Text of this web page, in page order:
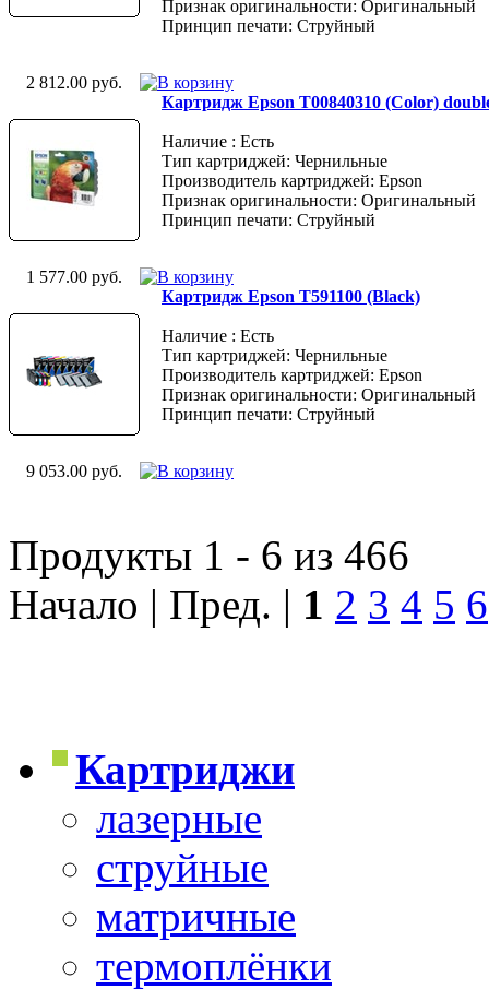
Признак оригинальности: Оригинальный
Принцип печати: Струйный
2 812.00 руб.
Картридж Epson T00840310 (Color)
Наличие : Есть
Тип картриджей: Чернильные
Производитель картриджей: Epson
Признак оригинальности: Оригинальный
Принцип печати: Струйный
1 577.00 руб.
Картридж Epson T591100 (Black)
Наличие : Есть
Тип картриджей: Чернильные
Производитель картриджей: Epson
Признак оригинальности: Оригинальный
Принцип печати: Струйный
9 053.00 руб.
Продукты 1 - 6 из 466
Начало | Пред. | 1 2 3 4 5 6
Картриджи
лазерные
струйные
матричные
термоплёнки